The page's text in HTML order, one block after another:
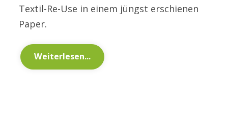
Textil-Re-Use in einem jüngst erschienen
Paper.
Weiterlesen...